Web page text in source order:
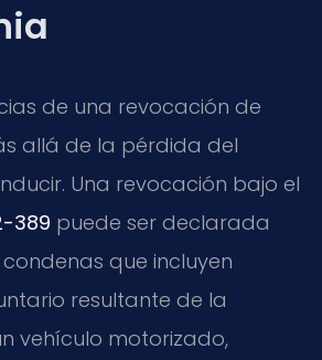
de una revocación de
allá de la pérdida del
Una revocación bajo el
389 puede ser declarada
que incluyen
resultante de la
vehículo motorizado,